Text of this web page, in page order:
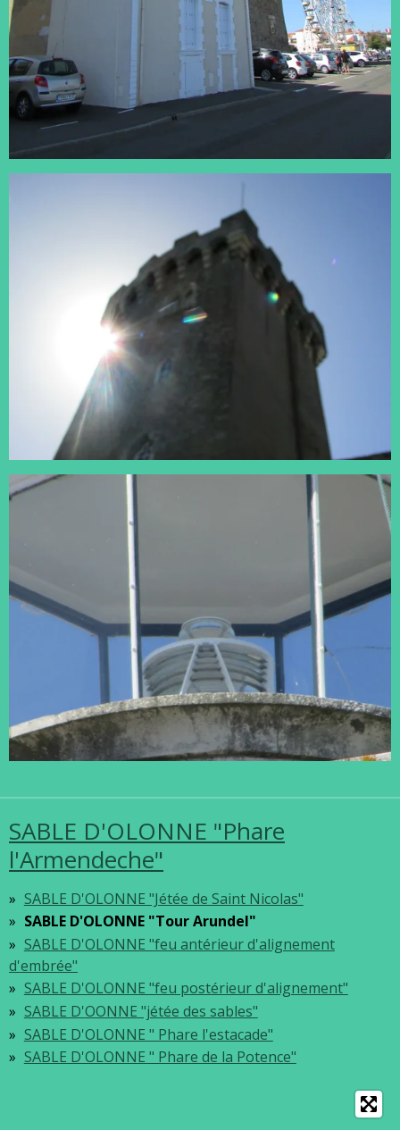
SABLE D'OLONNE "Phare
l'Armendeche"
SABLE D'OLONNE "Jétée de Saint Nicolas"
SABLE D'OLONNE "Tour Arundel"
SABLE D'OLONNE "feu antérieur d'alignement
d'embrée"
SABLE D'OLONNE "feu postérieur d'alignement"
SABLE D'OONNE "jétée des sables"
SABLE D'OLONNE " Phare l'estacade"
SABLE D'OLONNE " Phare de la Potence"